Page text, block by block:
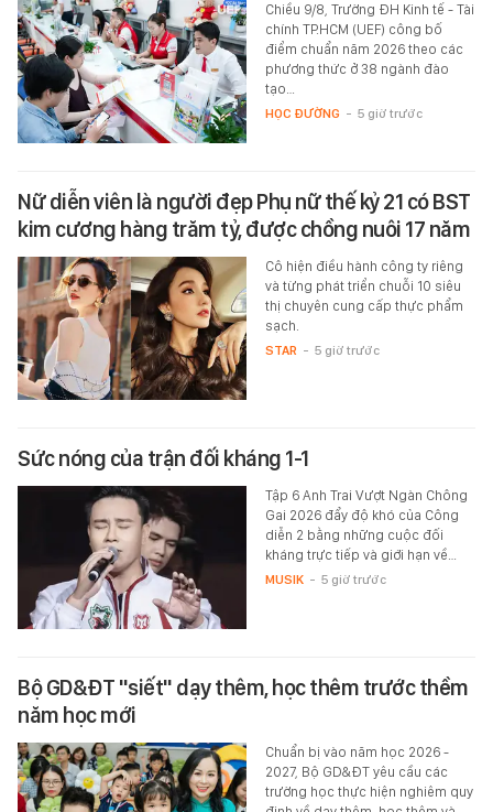
Chiều 9/8, Trường ĐH Kinh tế - Tài
chính TP.HCM (UEF) công bố
điểm chuẩn năm 2026 theo các
phương thức ở 38 ngành đào
tạo…
HỌC ĐƯỜNG - 5 giờ trước
Nữ diễn viên là người đẹp Phụ nữ thế kỷ 21 có BST
kim cương hàng trăm tỷ, được chồng nuôi 17 năm
Cô hiện điều hành công ty riêng
và từng phát triển chuỗi 10 siêu
thị chuyên cung cấp thực phẩm
sạch.
STAR - 5 giờ trước
Sức nóng của trận đối kháng 1-1
Tập 6 Anh Trai Vượt Ngàn Chông
Gai 2026 đẩy độ khó của Công
diễn 2 bằng những cuộc đối
kháng trực tiếp và giới hạn về…
MUSIK - 5 giờ trước
Bộ GD&ĐT "siết" dạy thêm, học thêm trước thềm
năm học mới
Chuẩn bị vào năm học 2026 -
2027, Bộ GD&ĐT yêu cầu các
trường học thực hiện nghiêm quy